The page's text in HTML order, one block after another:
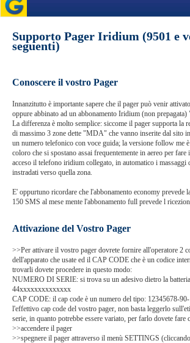
Supporto Pager Iridium (9501 e
seguenti)
Conoscere il vostro Pager
Innanzitutto è importante sapere che il pager può venir
oppure abbinato ad un abbonamento Iridium (non
La differenza è molto semplice: siccome il pager supporta la
di massimo 3 zone dette "MDA" che vanno inserite dal sito
un numero telefonico con voce guida; la versione follow me
coloro che si spostano assai frequentemente in aereo per fare
acceso il telefono iridium collegato, in automatico i massaggi
instradati verso quella zona.
E' oppurtuno ricordare che l'abbonamento economy prevede
150 SMS al mese mente l'abbonamento full prevede l
Attivazione del Vostro Pager
>>Per attivare il vostro pager dovrete fornire all'operatore 2
dell'apparato che usate ed il CAP CODE che è un codice
trovarli dovete procedere in questo modo:
NUMERO DI SERIE: si trova su un adesivo dietro la
44xxxxxxxxxxxxxx
CAP CODE: il cap code è un numero del tipo: 12345678-90-
l'effettivo cap code del vostro pager, non basta leggerlo
serie, in quanto potrebbe essere variato, per farlo dovete fare
>>accendere il pager
>>spegnere il pager attraverso il menù SETTINGS